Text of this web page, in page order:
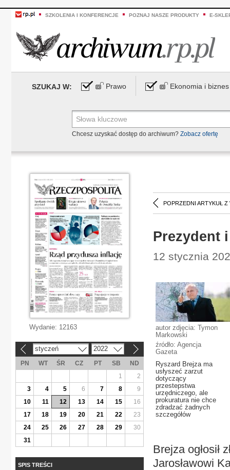
SZKOLENIA I KONFERENCJE POZNAJ NASZE PRODUKTY E-
SZUKAJ W: Prawo Ekonomia i biznes
Chcesz uzyskać dostęp do archiwum? Zobacz ofertę
POPRZEDNI ARTYKUŁ Z
Prezydent
12 stycznia
autor zdjęcia: Tymon
Markowski
źródło: Agencja
Gazeta
Ryszard Brejza ma
usłyszeć zarzut
dotyczący
przestepstwa
urzędniczego, ale
prokuratura nie chce
zdradzać żadnych
szczegółów
Brejza ogłosił
Jarosławowi
Wydanie: 12163
styczeń 2022
PN WT ŚR CZ PT SB
ND
1
2
3
4 5 6 7 8
9
10
11 12 13 14 15
16
17
18 19 20 21 22
23
24
25 26 27 28 29
30
31
SPIS TREŚCI